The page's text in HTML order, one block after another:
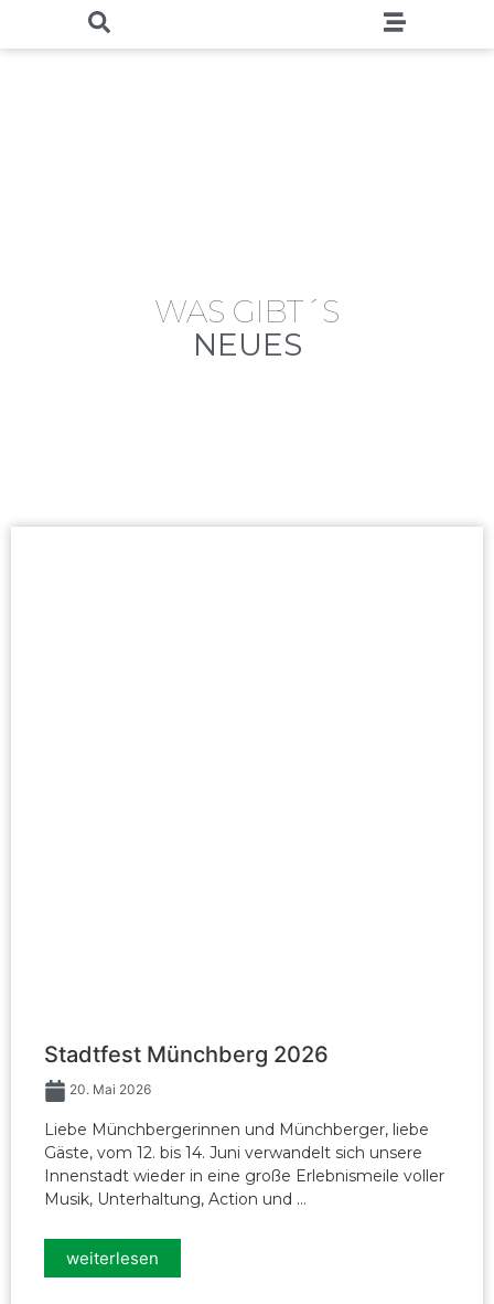
WAS GIBT´S
NEUES
Stadtfest Münchberg 2026
20. Mai 2026
Liebe Münchbergerinnen und Münchberger, liebe
Gäste, vom 12. bis 14. Juni verwandelt sich unsere
Innenstadt wieder in eine große Erlebnismeile voller
Musik, Unterhaltung, Action und ...
weiterlesen